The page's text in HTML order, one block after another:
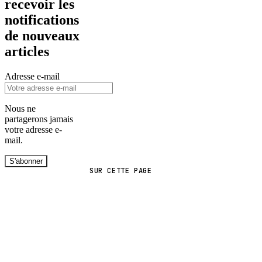
SUR CETTE PAGE
recevoir les
notifications
de nouveaux
articles
Adresse e-mail
Nous ne
partagerons jamais
votre adresse e-
mail.
S'abonner